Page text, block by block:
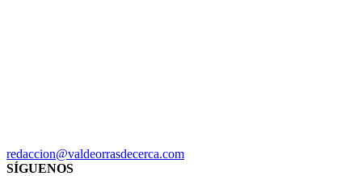
redaccion@valdeorrasdecerca.com
SÍGUENOS